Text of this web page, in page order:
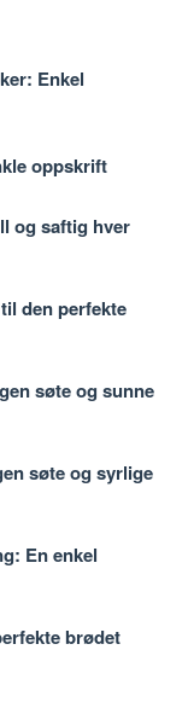
Enkel
oppskrift
og saftig hver
den perfekte
søte og sunne
søte og syrlige
En enkel
brødet